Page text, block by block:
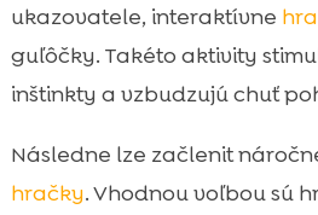
ukazovatele, interaktívne
guľôčky. Takéto aktivity
inštinkty a vzbudzujú chuť
Následne lze začlenit
hračky. Vhodnou voľbou sú